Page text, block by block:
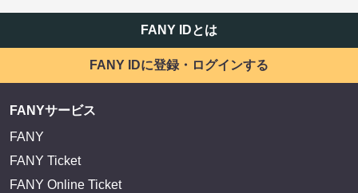
FANY IDとは
FANY IDに登録・ログインする
FANYサービス
FANY
FANY Ticket
FANY Online Ticket